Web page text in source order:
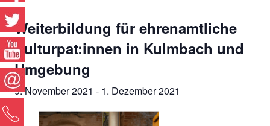
Weiterbildung für ehrenamtliche
Kulturpat:innen in Kulmbach und
Umgebung
9. November 2021 - 1. Dezember 2021